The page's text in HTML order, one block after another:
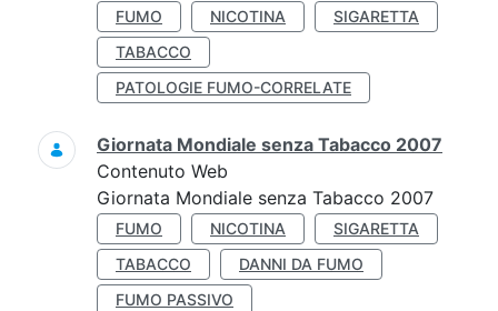
FUMO NICOTINA
SIGARETTA
TABACCO
PATOLOGIE FUMO-CORRELATE
Giornata Mondiale senza Tabacco 2007
Contenuto Web
Giornata Mondiale senza Tabacco 2007
FUMO NICOTINA
SIGARETTA
TABACCO
DANNI DA FUMO
FUMO PASSIVO